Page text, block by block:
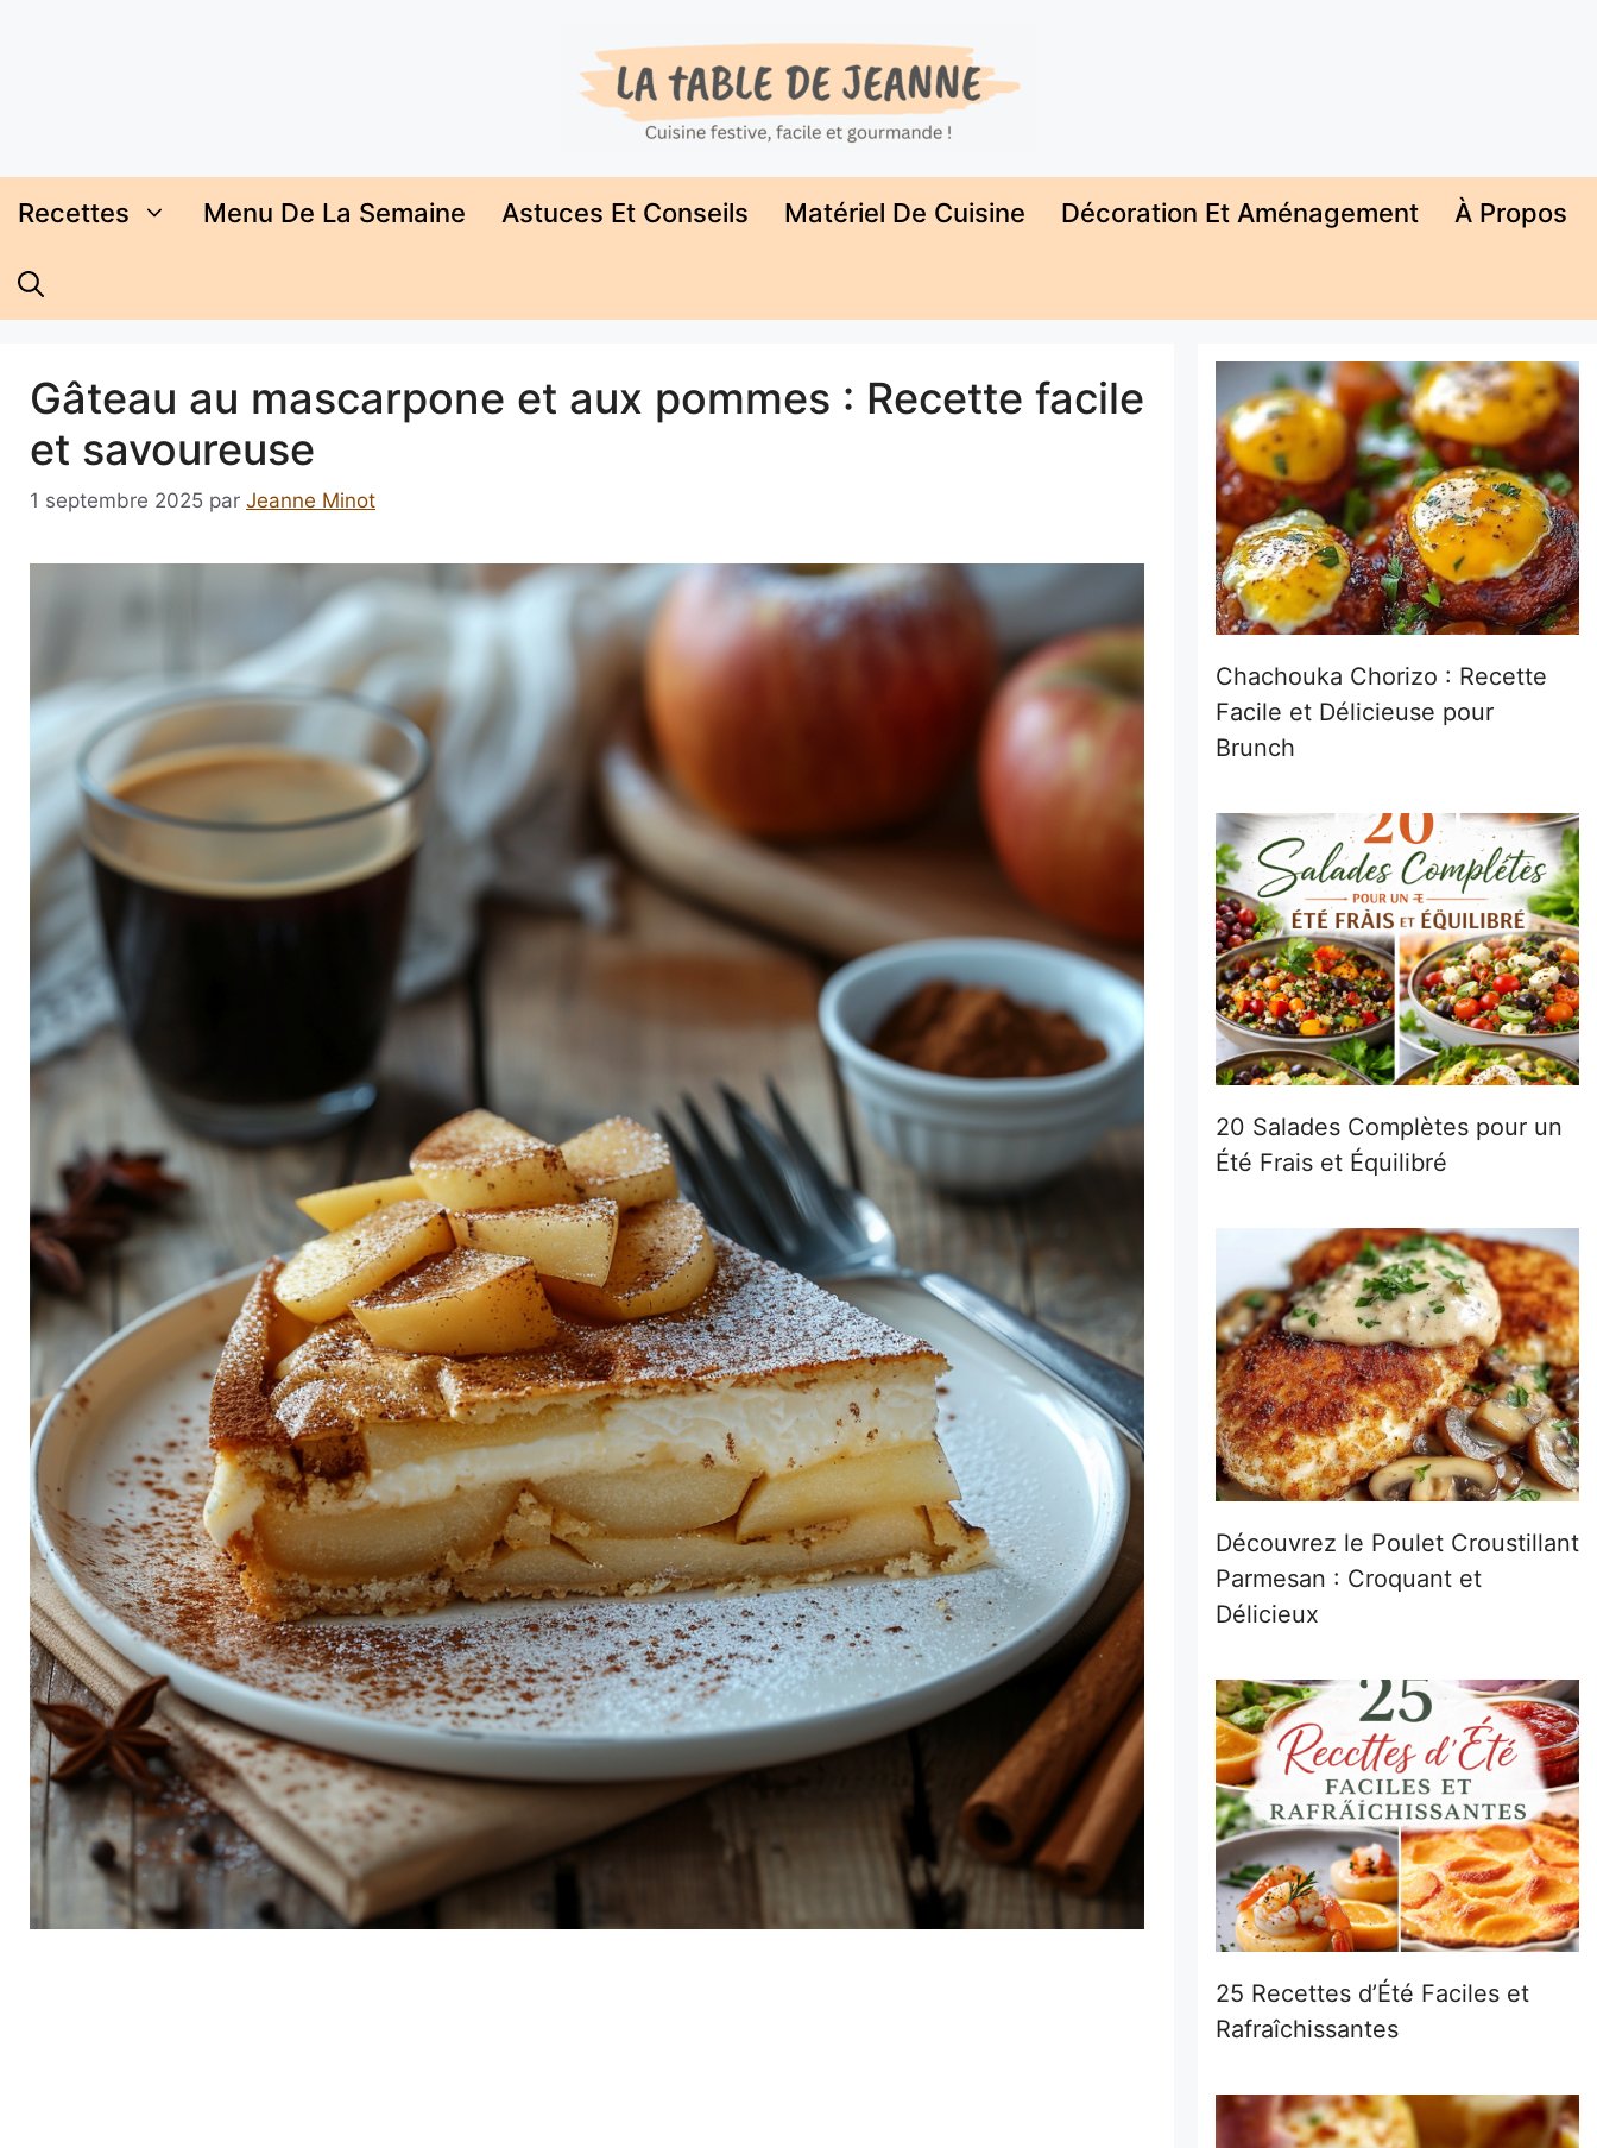
Recettes Menu De La Semaine Astuces Et Conseils Matériel De Cuisine Décoration Et Aménagement À Propos
Gâteau au mascarpone et aux pommes : Recette facile
et savoureuse
1 septembre 2025 par Jeanne Minot
Chachouka Chorizo : Recette
Facile et Délicieuse pour
Brunch
20 Salades Complètes pour un
Été Frais et Équilibré
Découvrez le Poulet Croustillant
Parmesan : Croquant et
Délicieux
25 Recettes d’Été Faciles et
Rafraîchissantes